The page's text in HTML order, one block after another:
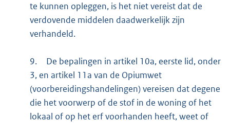
te kunnen opleggen, is het niet vereist dat de
verdovende middelen daadwerkelijk zijn
verhandeld.
9.
De bepalingen in artikel 10a, eerste lid, onder
3, en artikel 11a van de Opiumwet
(voorbereidingshandelingen) vereisen dat degene
die het voorwerp of de stof in de woning of het
lokaal of op het erf voorhanden heeft, weet of